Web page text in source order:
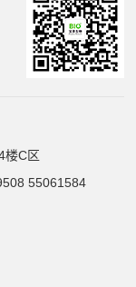
楼C区
55061584